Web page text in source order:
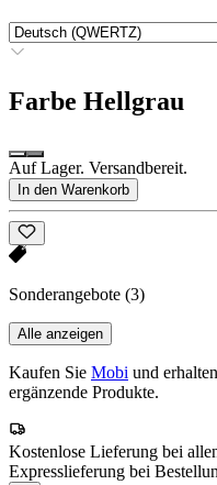
Farbe Hellgrau
Auf Lager. Versandbereit.
In den Warenkorb
Sonderangebote (3)
Alle anzeigen
Kaufen Sie Mobi und
ergänzende Produkte.
Kostenlose Lieferung bei
Expresslieferung bei